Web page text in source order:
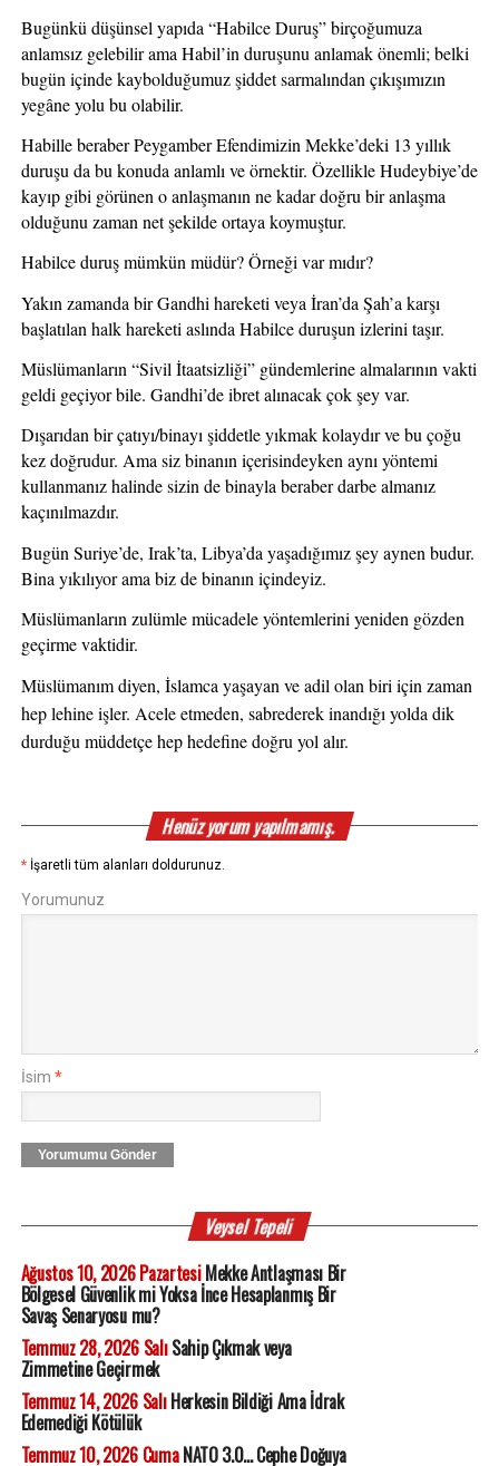
Bugünkü düşünsel yapıda “Habilce Duruş” birçoğumuza
anlamsız gelebilir ama Habil’in duruşunu anlamak önemli; belki
bugün içinde kaybolduğumuz şiddet sarmalından çıkışımızın
yegâne yolu bu olabilir.
Habille beraber Peygamber Efendimizin Mekke’deki 13 yıllık
duruşu da bu konuda anlamlı ve örnektir. Özellikle Hudeybiye’de
kayıp gibi görünen o anlaşmanın ne kadar doğru bir anlaşma
olduğunu zaman net şekilde ortaya koymuştur.
Habilce duruş mümkün müdür? Örneği var mıdır?
Yakın zamanda bir Gandhi hareketi veya İran’da Şah’a karşı
başlatılan halk hareketi aslında Habilce duruşun izlerini taşır.
Müslümanların “Sivil İtaatsizliği” gündemlerine almalarının vakti
geldi geçiyor bile. Gandhi’de ibret alınacak çok şey var.
Dışarıdan bir çatıyı/binayı şiddetle yıkmak kolaydır ve bu çoğu
kez doğrudur. Ama siz binanın içerisindeyken aynı yöntemi
kullanmanız halinde sizin de binayla beraber darbe almanız
kaçınılmazdır.
Bugün Suriye’de, Irak’ta, Libya’da yaşadığımız şey aynen budur.
Bina yıkılıyor ama biz de binanın içindeyiz.
Müslümanların zulümle mücadele yöntemlerini yeniden gözden
geçirme vaktidir.
Müslümanım diyen, İslamca yaşayan ve adil olan biri için zaman
hep lehine işler. Acele etmeden, sabrederek inandığı yolda dik
durduğu müddetçe hep hedefine doğru yol alır.
Henüz yorum yapılmamış.
* İşaretli tüm alanları doldurunuz.
Yorumunuz
İsim *
Yorumumu Gönder
Veysel Tepeli
Ağustos 10, 2026 PazartesiMekke Antlaşması Bir
Bölgesel Güvenlik mi Yoksa İnce Hesaplanmış Bir
Savaş Senaryosu mu?
Temmuz 28, 2026 SalıSahip Çıkmak veya
Zimmetine Geçirmek
Temmuz 14, 2026 SalıHerkesin Bildiği Ama İdrak
Edemediği Kötülük
Temmuz 10, 2026 CumaNATO 3.0... Cephe Doğuya